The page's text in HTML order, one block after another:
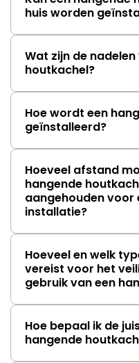
huis worden
Wat zijn de
houtkachel?
Hoe wordt een
geïnstalleerd?
Hoeveel afstand
hangende
aangehouden voor
installatie?
Hoeveel en welk
vereist voor het
gebruik van een
Hoe bepaal ik de
hangende